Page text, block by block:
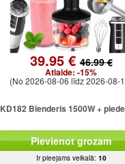
39.95 €46.99 €
Atlaide: -15%
(No 2026-08-06 līdz 2026-08-
KD182 Blenderis 1500W +
Pievienot grozam
Ir pieejams veikalā: 10